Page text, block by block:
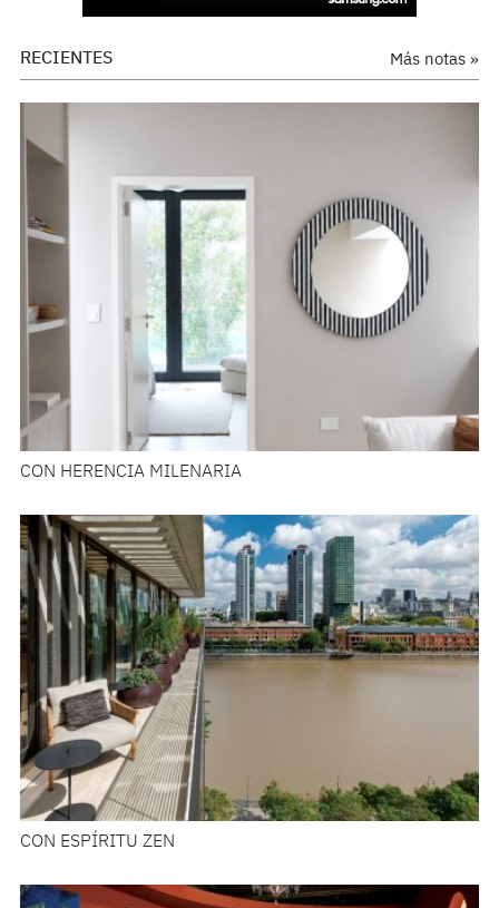
Más notas »
RECIENTES
CON HERENCIA MILENARIA
CON ESPÍRITU ZEN